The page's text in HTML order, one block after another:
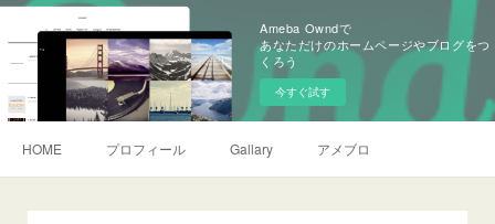
Ameba Owndで
あなただけのホームページやブログをつ
くろう
今すぐ試す
HOME プロフィール Gallary アメブロ